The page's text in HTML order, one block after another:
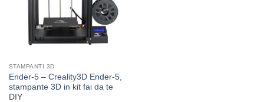
STAMPANTI 3D
Ender-5 – Creality3D Ender-5,
stampante 3D in kit fai da te
DIY